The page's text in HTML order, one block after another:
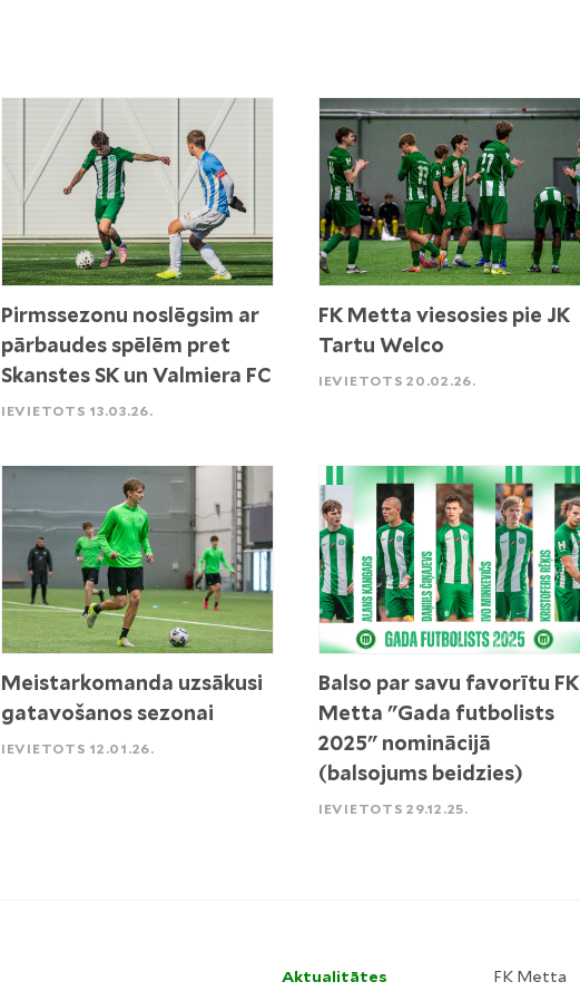
Pirmssezonu noslēgsim ar
pārbaudes spēlēm pret
Skanstes SK un Valmiera FC
IEVIETOTS 13.03.26.
FK Metta viesosies pie JK
Tartu Welco
IEVIETOTS 20.02.26.
Meistarkomanda uzsākusi
gatavošanos sezonai
IEVIETOTS 12.01.26.
Balso par savu favorītu FK
Metta "Gada futbolists
2025" nominācijā
(balsojums beidzies)
IEVIETOTS 29.12.25.
Aktualitātes FK Metta